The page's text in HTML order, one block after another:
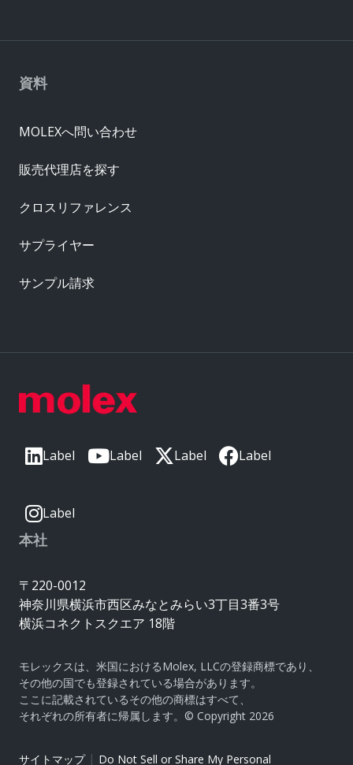
Label Label Label Label
Label
本社
〒220-0012
神奈川県横浜市西区みなとみらい3丁目3番3号
横浜コネクトスクエア 18階
モレックスは、米国におけるMolex, LLCの登録商標であり、
その他の国でも登録されている場合があります。
ここに記載されているその他の商標はすべて、
それぞれの所有者に帰属します。© Copyright 2026
サイトマップ| Do Not Sell or Share My Personal
資料
MOLEXへ問い合わせ
販売代理店を探す
クロスリファレンス
サプライヤー
サンプル請求